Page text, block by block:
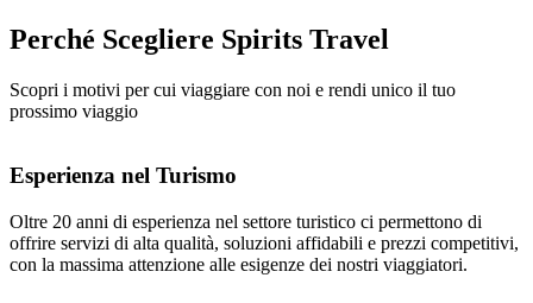
Perché Scegliere Spirits Travel
Scopri i motivi per cui viaggiare con noi e rendi unico il tuo
prossimo viaggio
Esperienza nel Turismo
Oltre 20 anni di esperienza nel settore turistico ci permettono di
offrire servizi di alta qualità, soluzioni affidabili e prezzi competitivi,
con la massima attenzione alle esigenze dei nostri viaggiatori.